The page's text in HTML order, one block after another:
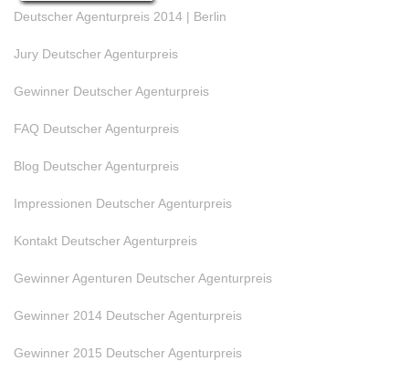
Deutscher Agenturpreis 2014 | Berlin
Jury Deutscher Agenturpreis
Gewinner Deutscher Agenturpreis
FAQ Deutscher Agenturpreis
Blog Deutscher Agenturpreis
Impressionen Deutscher Agenturpreis
Kontakt Deutscher Agenturpreis
Gewinner Agenturen Deutscher Agenturpreis
Gewinner 2014 Deutscher Agenturpreis
Gewinner 2015 Deutscher Agenturpreis